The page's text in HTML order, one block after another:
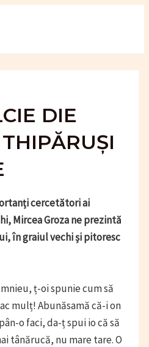
DIE
cercetători ai
Mircea Groza ne prezintă
în graiul vechi și pitoresc
ț-oi spunie cum să
mulț! Abunăsamă că-i on
o faci, da-ț spui io că să
tânărucă, nu mare tare. O